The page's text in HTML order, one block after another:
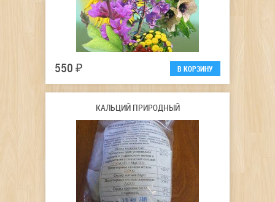
550 ₽
КАЛЬЦИЙ ПРИРОДНЫЙ